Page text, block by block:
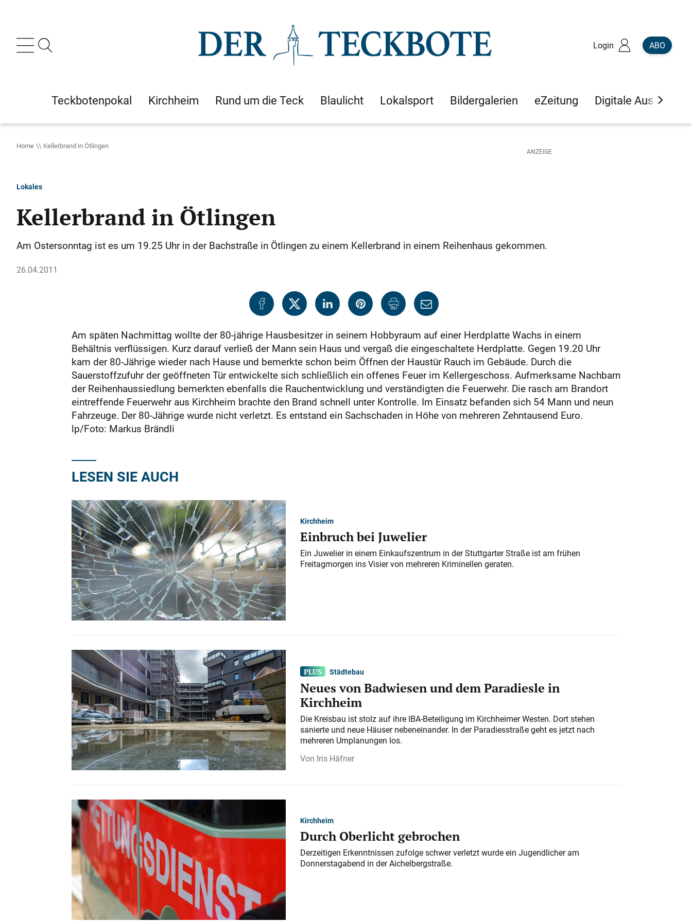
Login ABO
Teckbotenpokal Kirchheim Rund um die Teck Blaulicht Lokalsport Bildergalerien eZeitung Digitale Ausgaben
Home Kellerbrand in Ötlingen
Lokales
Kellerbrand in Ötlingen
Am Ostersonntag ist es um 19.25 Uhr in der Bachstraße in Ötlingen zu einem Kellerbrand in einem Reihenhaus gekommen.
26.04.2011
Am späten Nachmittag wollte der 80-jährige Hausbesitzer in seinem Hobbyraum auf einer Herdplatte Wachs in einem
Behältnis verflüssigen. Kurz darauf verließ der Mann sein Haus und vergaß die eingeschaltete Herdplatte. Gegen 19.20 Uhr
kam der 80-Jährige wieder nach Hause und bemerkte schon beim Öffnen der Haustür Rauch im Gebäude. Durch die
Sauerstoffzufuhr der geöffneten Tür entwickelte sich schließlich ein offenes Feuer im Kellergeschoss. Aufmerksame Nachbarn
der Reihenhaussiedlung bemerkten ebenfalls die Rauchentwicklung und verständigten die Feuerwehr. Die rasch am Brandort
eintreffende Feuerwehr aus Kirchheim brachte den Brand schnell unter Kontrolle. Im Einsatz befanden sich 54 Mann und neun
Fahrzeuge. Der 80-Jährige wurde nicht verletzt. Es entstand ein Sachschaden in Höhe von mehreren Zehntausend Euro.
lp/Foto: Markus Brändli
LESEN SIE AUCH
Kirchheim
Einbruch bei Juwelier
Ein Juwelier in einem Einkaufszentrum in der Stuttgarter Straße ist am frühen
Freitagmorgen ins Visier von mehreren Kriminellen geraten.
Städtebau
Neues von Badwiesen und dem Paradiesle in
Kirchheim
Die Kreisbau ist stolz auf ihre IBA-Beteiligung im Kirchheimer Westen. Dort stehen
sanierte und neue Häuser nebeneinander. In der Paradiesstraße geht es jetzt nach
mehreren Umplanungen los.
Iris Häfner
Kirchheim
Durch Oberlicht gebrochen
Derzeitigen Erkenntnissen zufolge schwer verletzt wurde ein Jugendlicher am
Donnerstagabend in der Aichelbergstraße.